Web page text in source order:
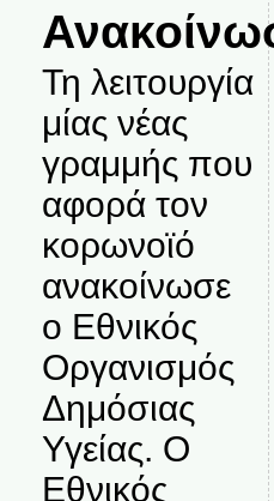
Τη λειτουργία
μίας νέας
γραμμής που
αφορά τον
κορωνοϊό
ανακοίνωσε
ο Εθνικός
Οργανισμός
Δημόσιας
Υγείας. Ο
Εθνικός